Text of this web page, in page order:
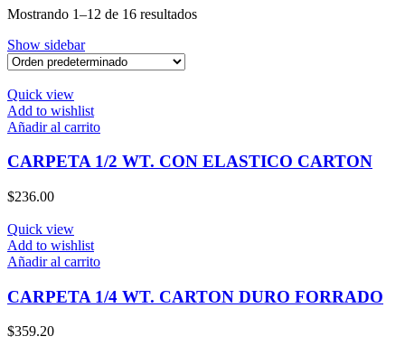
Mostrando 1–12 de 16 resultados
Show sidebar
Quick view
Add to wishlist
Añadir al carrito
CARPETA 1/2 WT. CON ELASTICO CARTON
$236.00
Quick view
Add to wishlist
Añadir al carrito
CARPETA 1/4 WT. CARTON DURO FORRADO
$359.20